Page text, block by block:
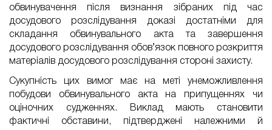
обвинувачення після визнання зібраних під час
досудового розслідування доказі достатніми для
складання обвинувального акта та завершення
досудового розслідування обов’язок повного розкриття
матеріалів досудового розслідування стороні захисту.
Сукупність цих вимог має на меті унеможливлення
побудови обвинувального акта на припущеннях чи
оціночних судженнях. Виклад мають становити
фактичні обставини, підтверджені належними й